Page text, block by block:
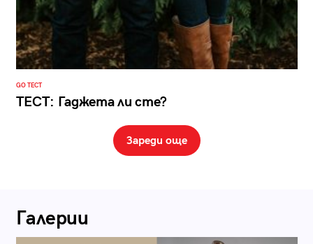
GO ТЕСТ
ТЕСТ: Гаджета ли сте?
Зареди още
Галерии